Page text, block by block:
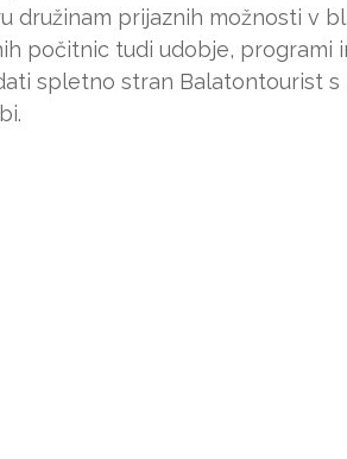
družinam prijaznih možnosti v
počitnic tudi udobje, programi
spletno stran Balatontourist